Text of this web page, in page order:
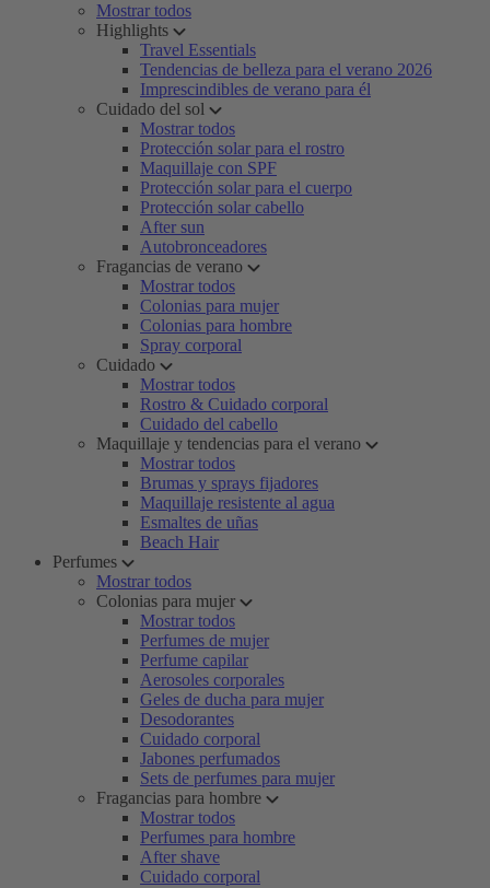
Mostrar todos
Highlights
Travel Essentials
Tendencias de belleza para el verano 2026
Imprescindibles de verano para él
Cuidado del sol
Mostrar todos
Protección solar para el rostro
Maquillaje con SPF
Protección solar para el cuerpo
Protección solar cabello
After sun
Autobronceadores
Fragancias de verano
Mostrar todos
Colonias para mujer
Colonias para hombre
Spray corporal
Cuidado
Mostrar todos
Rostro & Cuidado corporal
Cuidado del cabello
Maquillaje y tendencias para el verano
Mostrar todos
Brumas y sprays fijadores
Maquillaje resistente al agua
Esmaltes de uñas
Beach Hair
Perfumes
Mostrar todos
Colonias para mujer
Mostrar todos
Perfumes de mujer
Perfume capilar
Aerosoles corporales
Geles de ducha para mujer
Desodorantes
Cuidado corporal
Jabones perfumados
Sets de perfumes para mujer
Fragancias para hombre
Mostrar todos
Perfumes para hombre
After shave
Cuidado corporal